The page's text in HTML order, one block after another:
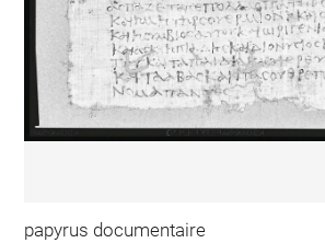
papyrus documentaire